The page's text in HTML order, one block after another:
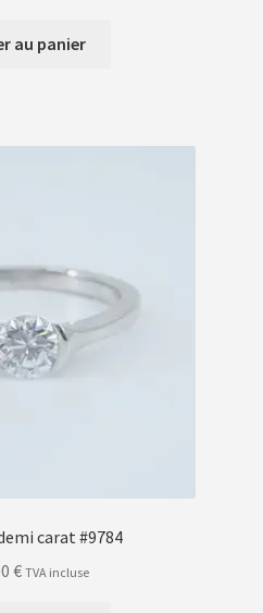
au panier
carat #9784
€ TVA incluse